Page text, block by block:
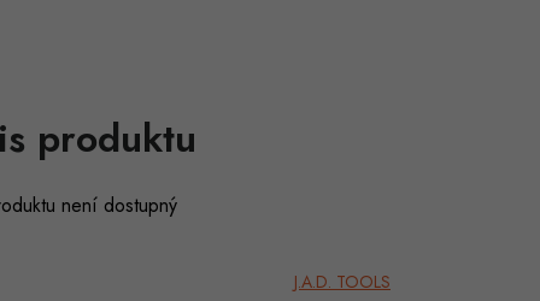
produktu
není dostupný
J.A.D. TOOLS